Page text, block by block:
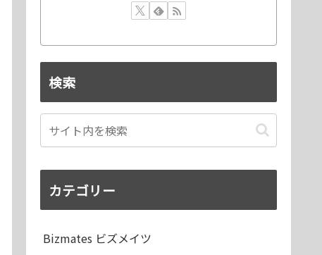
検索
カテゴリー
Bizmates ビズメイツ